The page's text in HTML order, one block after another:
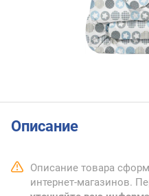
Описание
Описание товара
интернет-магазинов.